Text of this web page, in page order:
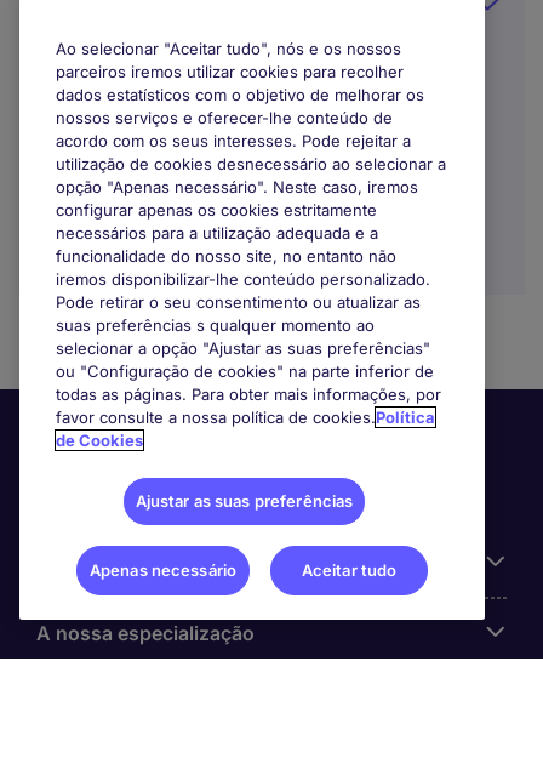
Porto
Indefinido
Trabalho Remoto / Híbrido
Informação Útil
A nossa especialização
Ao selecionar "Aceitar tudo", nós e os nossos
parceiros iremos utilizar cookies para recolher
dados estatísticos com o objetivo de melhorar os
nossos serviços e oferecer-lhe conteúdo de
acordo com os seus interesses. Pode rejeitar a
utilização de cookies desnecessário ao selecionar a
opção "Apenas necessário". Neste caso, iremos
configurar apenas os cookies estritamente
necessários para a utilização adequada e a
funcionalidade do nosso site, no entanto não
iremos disponibilizar-lhe conteúdo personalizado.
Pode retirar o seu consentimento ou atualizar as
suas preferências s qualquer momento ao
selecionar a opção "Ajustar as suas preferências"
ou "Configuração de cookies" na parte inferior de
todas as páginas. Para obter mais informações, por
favor consulte a nossa política de cookies.Política
de Cookies
Ajustar as suas preferências
Apenas necessário Aceitar tudo